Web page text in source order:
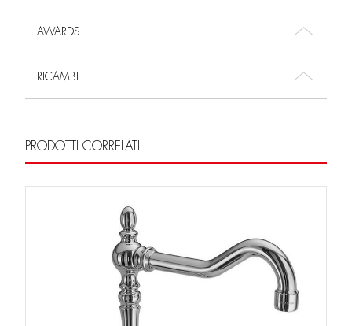
AWARDS
RICAMBI
PRODOTTI CORRELATI